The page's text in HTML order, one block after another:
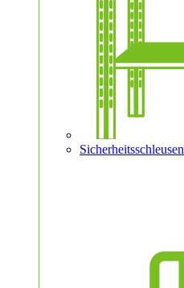
Sicherheitsschleusen